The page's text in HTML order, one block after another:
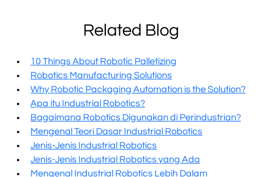
Related Blog
10 Things About Robotic Palletizing
Robotics Manufacturing Solutions
Why Robotic Packaging Automation is the Solution?
Apa itu Industrial Robotics?
Bagaimana Robotics Digunakan di Perindustrian?
Mengenal Teori Dasar Industrial Robotics
Jenis-Jenis Industrial Robotics
Jenis-Jenis Industrial Robotics yang Ada
Mengenal Industrial Robotics Lebih Dalam